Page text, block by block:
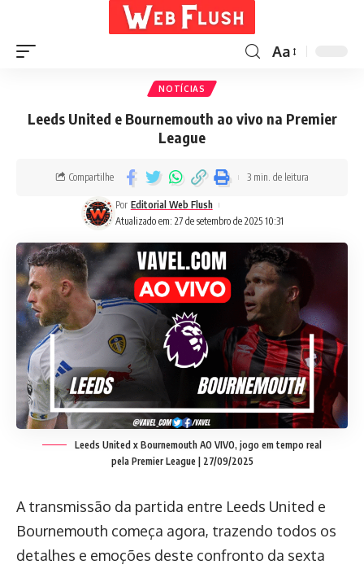
Aa
NOTÍCIAS
Leeds United e Bournemouth ao vivo na Premier
League
Atualizado em: 27 de setembro de 2025 10:31
Por Editorial Web Flush
Compartilhe 3 min. de leitura
Leeds United x Bournemouth AO VIVO, jogo em tempo real
pela Premier League | 27/09/2025
A transmissão da partida entre Leeds United e
Bournemouth começa agora, trazendo todos os
detalhes e emoções deste confronto da sexta